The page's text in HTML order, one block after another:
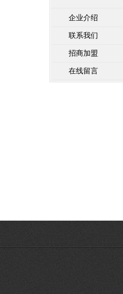
企业介绍
联系我们
招商加盟
在线留言